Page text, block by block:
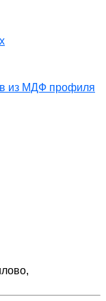
из МДФ профиля